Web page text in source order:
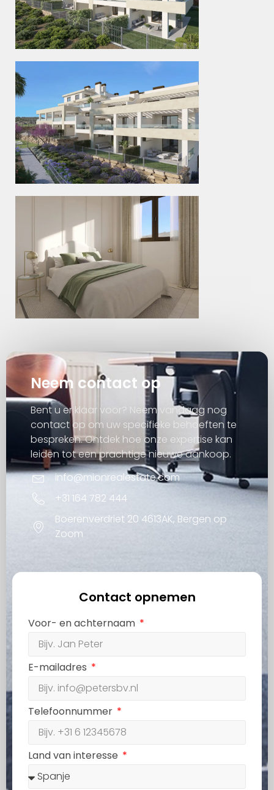
Neem contact op
Bent u er klaar voor? Neem vandaag nog
contact op om uw specifieke behoeften te
bespreken. Ontdek hoe onze expertise kan
leiden tot een prachtige nieuwe aankoop.
info@mionrealestate.com
+31 164 782 444
Boerenverdriet 20 4613AK, Bergen op
Zoom
Contact opnemen
Voor- en achternaam
E-mailadres
Telefoonnummer
Land van interesse